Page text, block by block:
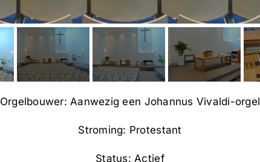
Orgelbouwer: Aanwezig een Johannus Vivaldi-orgel
Stroming: Protestant
Status: Actief